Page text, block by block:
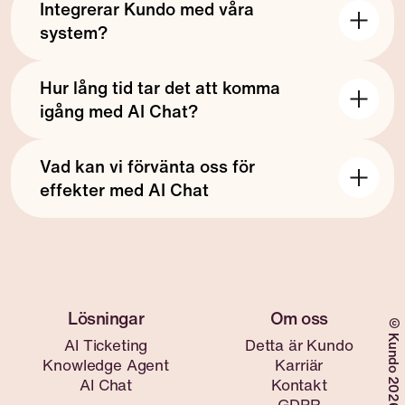
alla krav i GDPR.
Integrerar Kundo med våra
system?
idag.
Hur lång tid tar det att komma
igång med AI Chat?
dedikera rätt resurser till projektet direkt eller
inte.
Vad kan vi förvänta oss för
effekter med AI Chat
©Kundo 2026
AI Ticketing
Knowledge Agent
AI Chat
Detta är Kundo
Karriär
Kontakt